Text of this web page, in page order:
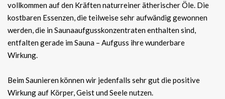
vollkommen auf den Kräften naturreiner ätherischer Öle. Die
kostbaren Essenzen, die teilweise sehr aufwändig gewonnen
werden, die in Saunaaufgusskonzentraten enthalten sind,
entfalten gerade im Sauna – Aufguss ihre wunderbare
Wirkung.
Beim Saunieren können wir jedenfalls sehr gut die positive
Wirkung auf Körper, Geist und Seele nutzen.